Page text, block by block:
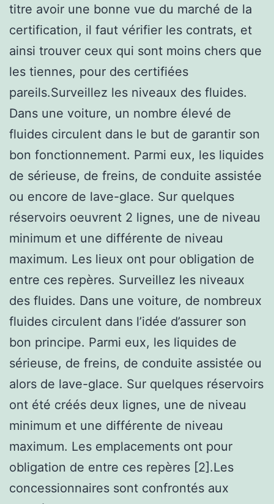
titre avoir une bonne vue du marché de la
certification, il faut vérifier les contrats, et
ainsi trouver ceux qui sont moins chers que
les tiennes, pour des certifiées
pareils.Surveillez les niveaux des fluides.
Dans une voiture, un nombre élevé de
fluides circulent dans le but de garantir son
bon fonctionnement. Parmi eux, les liquides
de sérieuse, de freins, de conduite assistée
ou encore de lave-glace. Sur quelques
réservoirs oeuvrent 2 lignes, une de niveau
minimum et une différente de niveau
maximum. Les lieux ont pour obligation de
entre ces repères. Surveillez les niveaux
des fluides. Dans une voiture, de nombreux
fluides circulent dans l’idée d’assurer son
bon principe. Parmi eux, les liquides de
sérieuse, de freins, de conduite assistée ou
alors de lave-glace. Sur quelques réservoirs
ont été créés deux lignes, une de niveau
minimum et une différente de niveau
maximum. Les emplacements ont pour
obligation de entre ces repères [2].Les
concessionnaires sont confrontés aux